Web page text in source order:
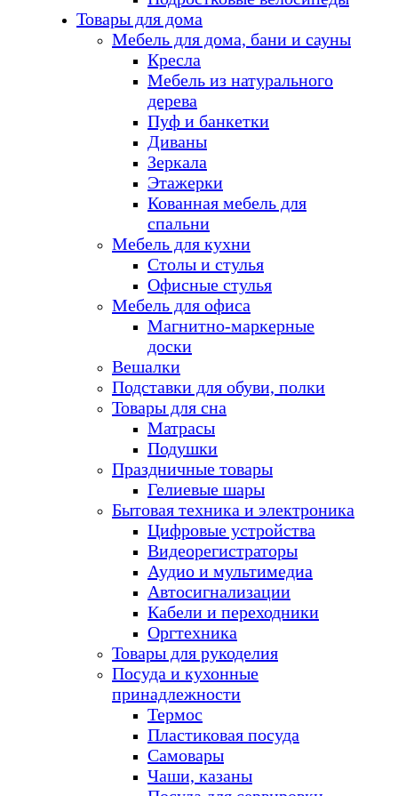
Товары для дома
Мебель для дома, бани и сауны
Кресла
Мебель из натурального
дерева
Пуф и банкетки
Диваны
Зеркала
Этажерки
Кованная мебель для
спальни
Мебель для кухни
Столы и стулья
Офисные стулья
Мебель для офиса
Магнитно-маркерные
доски
Вешалки
Подставки для обуви, полки
Товары для сна
Матрасы
Подушки
Праздничные товары
Гелиевые шары
Бытовая техника и электроника
Цифровые устройства
Видеорегистраторы
Аудио и мультимедиа
Автосигнализации
Кабели и переходники
Оргтехника
Товары для рукоделия
Посуда и кухонные
принадлежности
Термос
Пластиковая посуда
Самовары
Чаши, казаны